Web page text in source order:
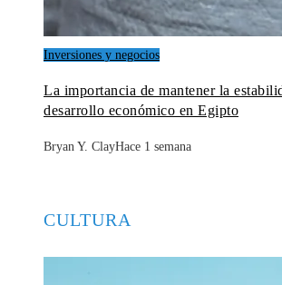
Inversiones y negocios
La importancia de mantener la
desarrollo económico en Egipto
Bryan Y. ClayHace 1 semana
CULTURA